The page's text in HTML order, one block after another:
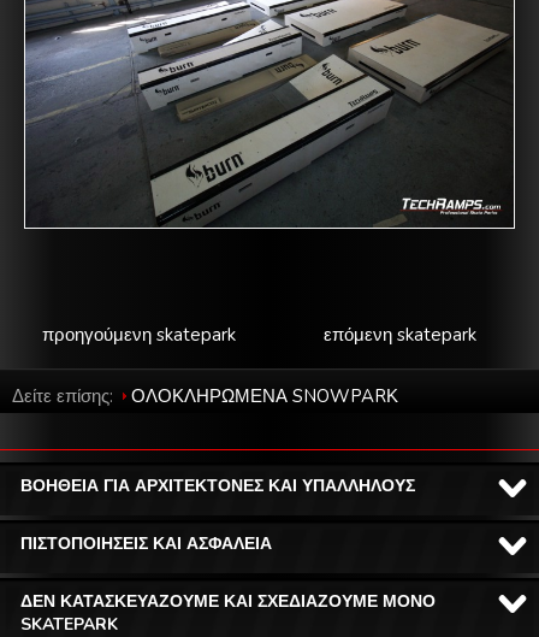
επόμενη skatepark
προηγούμενη skatepark
Δείτε επίσης: ΟΛΟΚΛΗΡΩΜΕΝΑ SNOWPARΚ
ΒΟΗΘΕΙΑ ΓΙΑ ΑΡΧΙΤΕΚΤΟΝΕΣ ΚΑΙ ΥΠΑΛΛΗΛΟΥΣ
ΠΙΣΤΟΠΟΙΗΣΕΙΣ ΚΑΙ ΑΣΦΑΛΕΙΑ
ΔΕΝ ΚΑΤΑΣΚΕΥΑΖΟΥΜΕ ΚΑΙ ΣΧΕΔΙΑΖΟΥΜΕ ΜΟΝΟ
SKATEPARK